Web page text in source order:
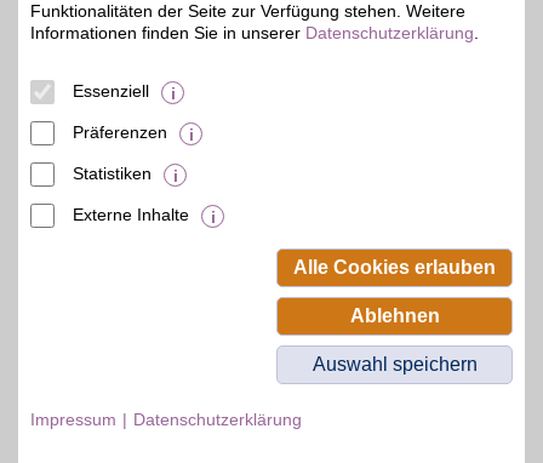
Beamten-Selbsthilfewerk GmbH.
Funktionalitäten der Seite zur Verfügung stehen. Weitere
Informationen finden Sie in unserer Datenschutzerklärung
Essenziell
Präferenzen
Statistiken
Externe Inhalte
Alle Cookies erlauben
Ablehnen
Auswahl speichern
Impressum Datenschutzerklärung